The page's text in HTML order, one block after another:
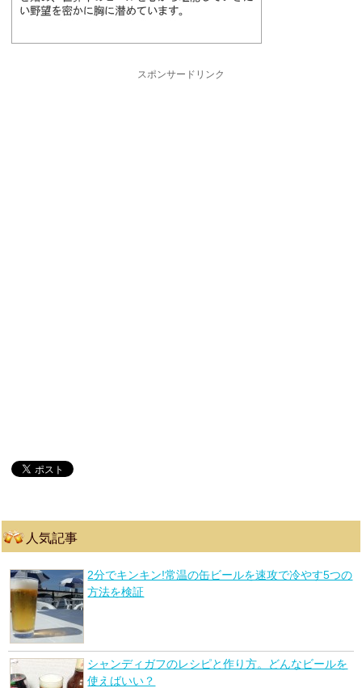
スポンサードリンク
人気記事
2分でキンキン!常温の缶ビールを速攻で冷やす5つの
方法を検証
シャンディガフのレシピと作り方。どんなビールを
使えばいい？